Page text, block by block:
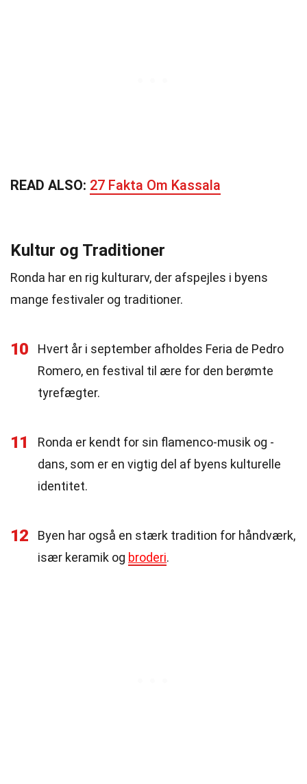
READ ALSO: 27 Fakta Om Kassala
Kultur og Traditioner
Ronda har en rig kulturarv, der afspejles i byens
mange festivaler og traditioner.
10
Hvert år i september afholdes Feria de Pedro
Romero, en festival til ære for den berømte
tyrefægter.
11
Ronda er kendt for sin flamenco-musik og -
dans, som er en vigtig del af byens kulturelle
identitet.
12
Byen har også en stærk tradition for håndværk,
især keramik og broderi.